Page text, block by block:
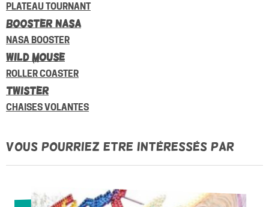
PLATEAU TOURNANT
Booster NASA
NASA BOOSTER
Wild Mouse
ROLLER COASTER
Twister
CHAISES VOLANTES
Vous pourriez etre intéressés par